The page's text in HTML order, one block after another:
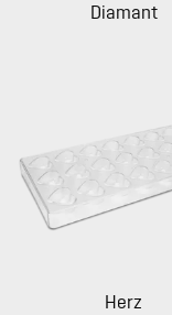
Diamant
Herz